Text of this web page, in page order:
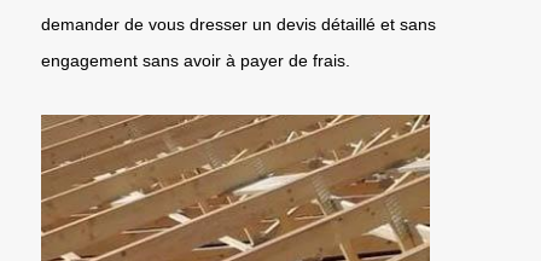
demander de vous dresser un devis détaillé et sans
engagement sans avoir à payer de frais.